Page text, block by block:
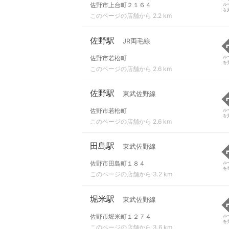
佐野市上台町２１６４
このページの店舗から 2.2 km
ル
を
佐野駅 JR両毛線
佐野市若松町
このページの店舗から 2.6 km
ル
を
佐野駅 東武佐野線
佐野市若松町
このページの店舗から 2.6 km
ル
を
田島駅 東武佐野線
佐野市田島町１８４
このページの店舗から 3.2 km
ル
を
堀米駅 東武佐野線
佐野市堀米町１２７４
このページの店舗から 3.6 km
ル
を